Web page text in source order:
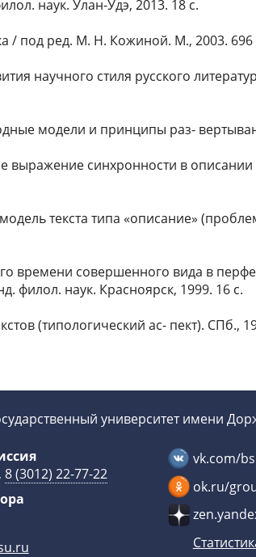
наук. Улан-Удэ, 2013. 18 с.
/ под ред. М. Н. Кожиной. М., 2003. 696
научного стиля русского
модели и принципы раз-
синхронности в описании
текста типа «описание»
времени совершенного вида в
филол. наук. Красноярск, 1999. 16 с.
(типологический ас- пект). СПб.,
университет имени
8 (3012) 22-77-22
vk.com/
ok.ru/